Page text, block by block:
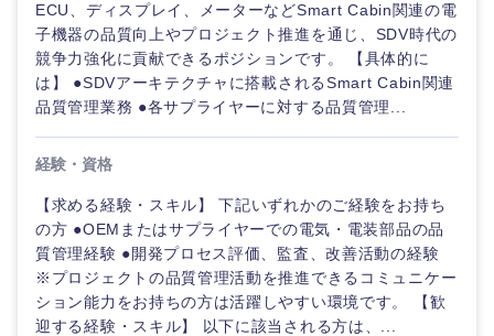
ECU、ディスプレイ、メーターなどSmart Cabin関連の電
子機器の品質向上やプロジェクト推進を通じ、SDV時代の
競争力強化に貢献できるポジションです。 【具体的に
は】 ●SDVアーキテクチャに搭載されるSmart Cabin関連
品質管理業務 ●各サプライヤーに対する品質管理...
経験・資格
【求める経験・スキル】 下記いずれかのご経験をお持ち
の方 ●OEMまたはサプライヤーでの電気・電装部品の品
質管理経験 ●開発プロセス評価、監査、改善活動の経験
※プロジェクトの品質管理活動を推進できるコミュニケー
ション能力をお持ちの方は活躍しやすい環境です。 【歓
迎する経験・スキル】 以下に該当される方は、...